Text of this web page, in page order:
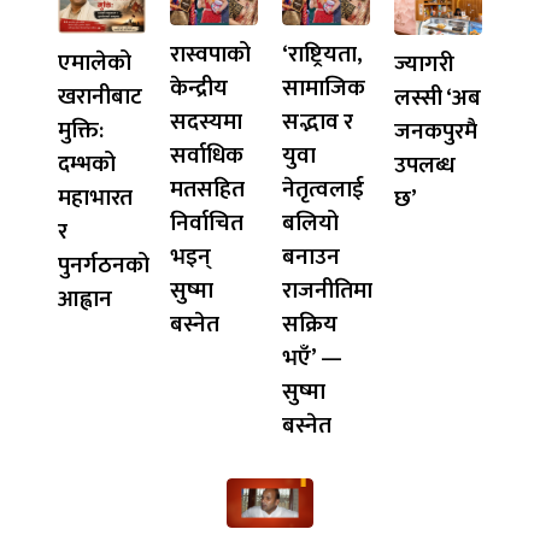
एमालेको
खरानीबाट
मुक्ति:
दम्भको
महाभारत
र
पुनर्गठनको
आह्वान
रास्वपाको
केन्द्रीय
सदस्यमा
सर्वाधिक
मतसहित
निर्वाचित
भइन्
सुष्मा
बस्नेत
‘राष्ट्रियता,
सामाजिक
सद्भाव र
युवा
नेतृत्वलाई
बलियो
बनाउन
राजनीतिमा
सक्रिय
भएँ’ —
सुष्मा
बस्नेत
ज्यागरी
लस्सी ‘अब
जनकपुरमै
उपलब्ध
छ’